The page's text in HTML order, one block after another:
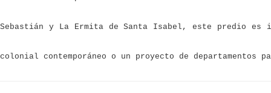
Sebastián y La Ermita de Santa Isabel , este predio es
colonial contemporáneo o un proyecto de departamentos